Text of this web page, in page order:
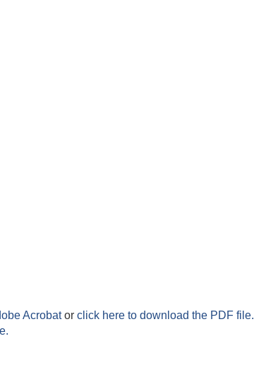
Acrobator click here to download the PDF file.